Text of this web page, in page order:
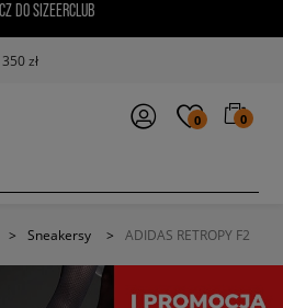
DO SIZEERCLUB
zł
0 0
> Sneakersy > ADIDAS RETROPY F2